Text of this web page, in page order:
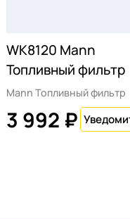
WK8120 Mann
Топливный фильтр
Mann Топливный фильтр
3 992 ₽